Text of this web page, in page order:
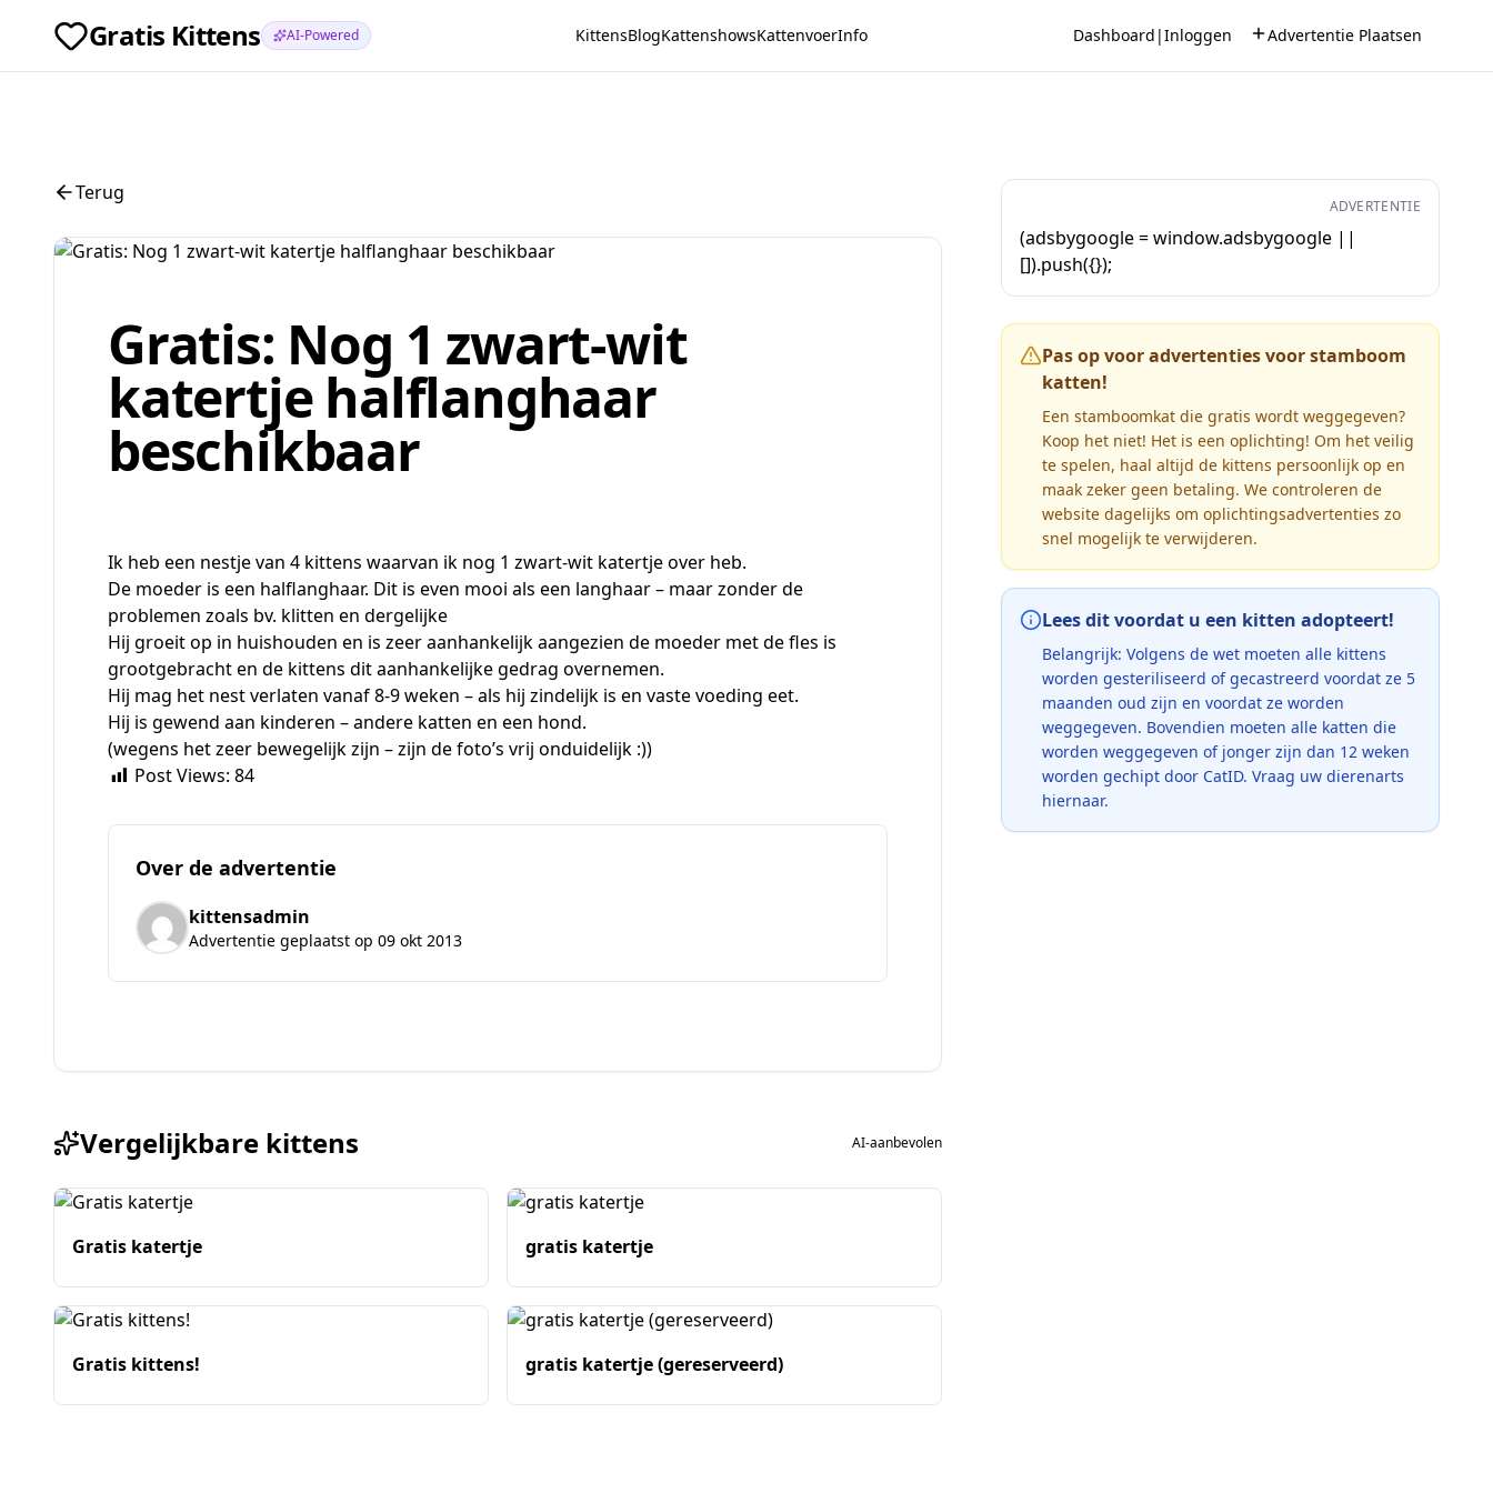
Gratis Kittens AI-Powered KittensBlogKattenshowsKattenvoerInfo Dashboard |Inloggen Advertentie Plaatsen
Terug
Gratis: Nog 1 zwart-wit
katertje halflanghaar
beschikbaar
Ik heb een nestje van 4 kittens waarvan ik nog 1 zwart-wit katertje over heb.
De moeder is een halflanghaar. Dit is even mooi als een langhaar – maar zonder de
problemen zoals bv. klitten en dergelijke
Hij groeit op in huishouden en is zeer aanhankelijk aangezien de moeder met de fles is
grootgebracht en de kittens dit aanhankelijke gedrag overnemen.
Hij mag het nest verlaten vanaf 8-9 weken – als hij zindelijk is en vaste voeding eet.
Hij is gewend aan kinderen – andere katten en een hond.
(wegens het zeer bewegelijk zijn – zijn de foto’s vrij onduidelijk :))
Post Views: 84
Over de advertentie
kittensadmin
Advertentie geplaatst op 09 okt 2013
Vergelijkbare kittens AI-aanbevolen
Gratis katertje gratis katertje
Gratis kittens! gratis katertje (gereserveerd)
ADVERTENTIE
(adsbygoogle = window.adsbygoogle ||
[]).push({});
Pas op voor advertenties voor stamboom
katten!
Een stamboomkat die gratis wordt weggegeven?
Koop het niet! Het is een oplichting! Om het veilig
te spelen, haal altijd de kittens persoonlijk op en
maak zeker geen betaling. We controleren de
website dagelijks om oplichtingsadvertenties zo
snel mogelijk te verwijderen.
Lees dit voordat u een kitten adopteert!
Belangrijk: Volgens de wet moeten alle kittens
worden gesteriliseerd of gecastreerd voordat ze 5
maanden oud zijn en voordat ze worden
weggegeven. Bovendien moeten alle katten die
worden weggegeven of jonger zijn dan 12 weken
worden gechipt door CatID. Vraag uw dierenarts
hiernaar.